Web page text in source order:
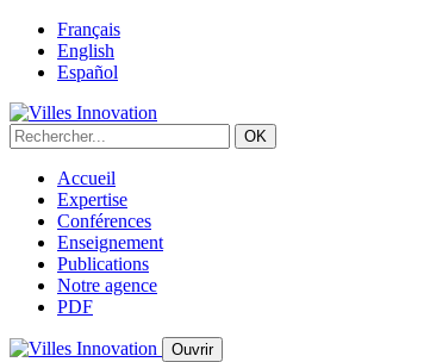
Français
English
Español
Accueil
Expertise
Conférences
Enseignement
Publications
Notre agence
PDF
Ouvrir